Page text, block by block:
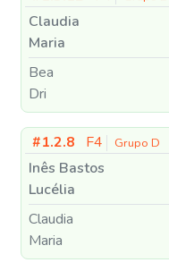
Claudia
Maria
Bea
Dri
#1.2.8 F4 Grupo D
Inês Bastos
Lucélia
Claudia
Maria